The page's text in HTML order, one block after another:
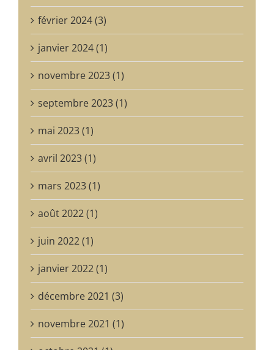
février 2024 (3)
janvier 2024 (1)
novembre 2023 (1)
septembre 2023 (1)
mai 2023 (1)
avril 2023 (1)
mars 2023 (1)
août 2022 (1)
juin 2022 (1)
janvier 2022 (1)
décembre 2021 (3)
novembre 2021 (1)